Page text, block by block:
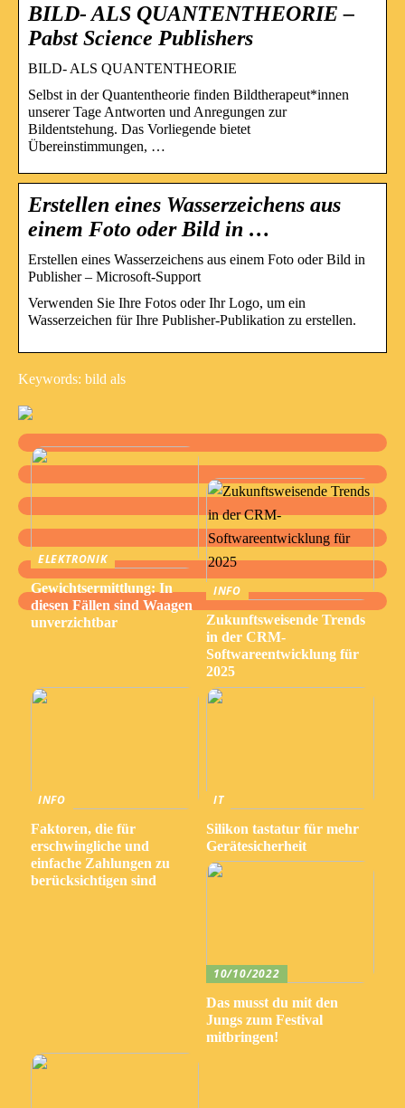
BILD- ALS QUANTENTHEORIE –
Pabst Science Publishers
BILD- ALS QUANTENTHEORIE
Selbst in der Quantentheorie finden Bildtherapeut*innen
unserer Tage Antworten und Anregungen zur
Bildentstehung. Das Vorliegende bietet
Übereinstimmungen, …
Erstellen eines Wasserzeichens aus
einem Foto oder Bild in …
Erstellen eines Wasserzeichens aus einem Foto oder Bild in
Publisher – Microsoft-Support
Verwenden Sie Ihre Fotos oder Ihr Logo, um ein
Wasserzeichen für Ihre Publisher-Publikation zu erstellen.
Keywords: bild als
ELEKTRONIK
Gewichtsermittlung: In
diesen Fällen sind Waagen
unverzichtbar
INFO
Zukunftsweisende Trends
in der CRM-
Softwareentwicklung für
2025
INFO
Faktoren, die für
erschwingliche und
einfache Zahlungen zu
berücksichtigen sind
IT
Silikon tastatur für mehr
Gerätesicherheit
10/10/2022
Das musst du mit den
Jungs zum Festival
mitbringen!